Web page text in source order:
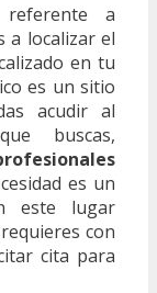
a
a localizar el
en tu
es un sitio
acudir al
buscas,
es un
este lugar
con
cita para